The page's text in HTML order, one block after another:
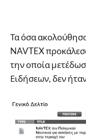
Τα όσα
NAVTEX
την οποία
Ειδήσεων, δεν